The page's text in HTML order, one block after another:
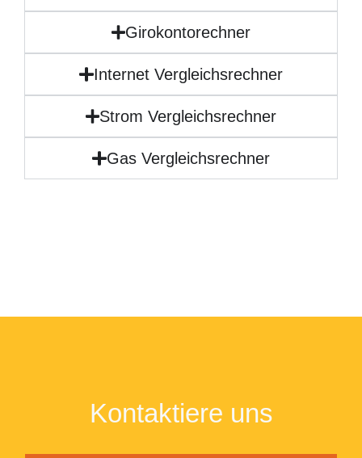
Girokontorechner
Internet Vergleichsrechner
Strom Vergleichsrechner
Gas Vergleichsrechner
Kontaktiere uns